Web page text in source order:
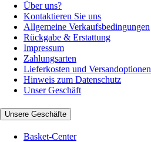
Über uns?
Kontaktieren Sie uns
Allgemeine Verkaufsbedingungen
Rückgabe & Erstattung
Impressum
Zahlungsarten
Lieferkosten und Versandoptionen
Hinweis zum Datenschutz
Unser Geschäft
Unsere Geschäfte
Basket-Center